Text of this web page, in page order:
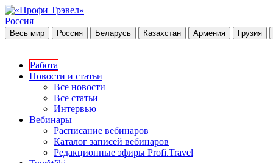
Россия
Весь мир Россия Беларусь Казахстан Армения Грузия
Работа
Новости и статьи
Все новости
Все статьи
Интервью
Вебинары
Расписание вебинаров
Каталог записей вебинаров
Редакционные эфиры Profi.Travel